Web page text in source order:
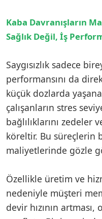
Kaba Davranışların
Sağlık Değil, İş
Saygısızlık sadece
performansını da
küçük dozlarda
çalışanların stres
bağlılıklarını zedeler
köreltir. Bu süreçlerin
maliyetlerinde gözle
Özellikle üretim ve
nedeniyle müşteri
devir hızının